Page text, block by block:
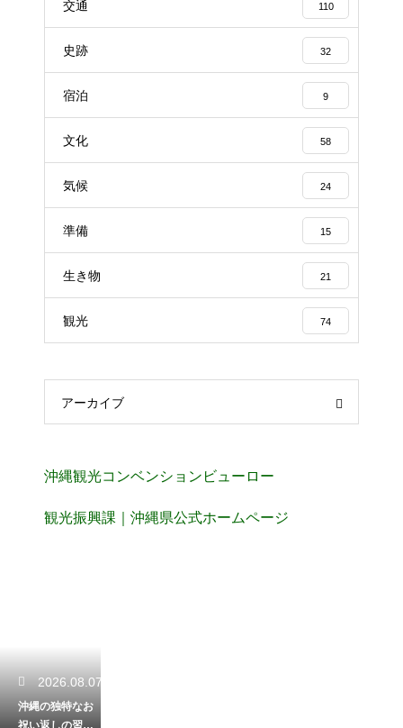
交通 110
史跡 32
宿泊 9
文化 58
気候 24
準備 15
生き物 21
観光 74
アーカイブ
沖縄観光コンベンションビューロー
観光振興課｜沖縄県公式ホームページ
2026.08.07
沖縄の独特なお
祝い返しの習慣